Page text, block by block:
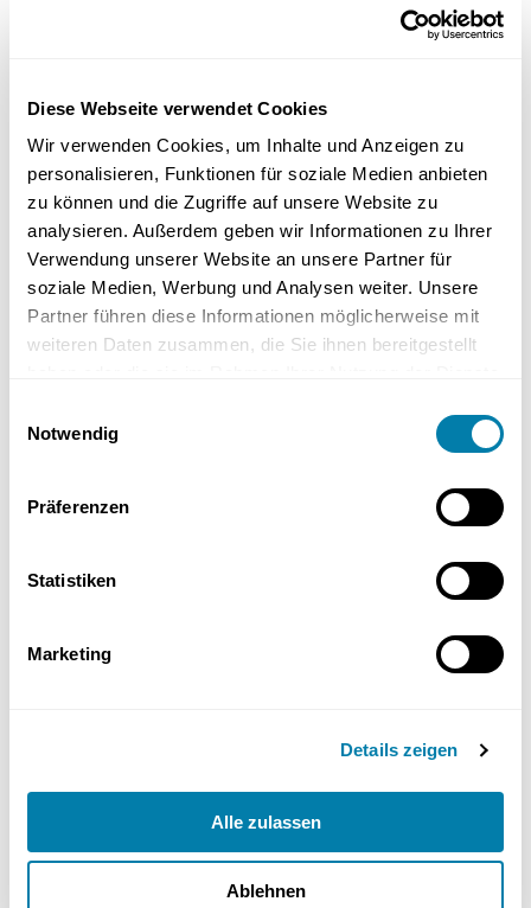
Diese Webseite verwendet Cookies
Wir verwenden Cookies, um Inhalte und Anzeigen zu
personalisieren, Funktionen für soziale Medien anbieten
zu können und die Zugriffe auf unsere Website zu
analysieren. Außerdem geben wir Informationen zu Ihrer
Verwendung unserer Website an unsere Partner für
soziale Medien, Werbung und Analysen weiter. Unsere
Partner führen diese Informationen möglicherweise mit
weiteren Daten zusammen, die Sie ihnen bereitgestellt
Notwendig
Präferenzen
Statistiken
Marketing
Details zeigen
Alle zulassen
Ablehnen
und 120 Watt pro m² liegen, um eine optimale Heizfläche zu
Materialien der Bodenbeläge beeinflussen die Aufheizzeit und
Wärmeübertragung unterschiedlich. Eine optimale Dämmung unter
der Infrarot-Fußbodenheizung kann sowohl die Aufwärmzeit
verkürzen als auch die Wärmeabgabe verbessern.
Die Verwendung von Trittschalldämmungen kann die
Wärmeverteilung der Infrarot-Fußbodenheizung unter Laminat
verbessern. Fliesen sind äußerst langlebig und bieten aufgrund ihrer
Struktur eine hervorragende Möglichkeit zur Wärmeleitung. Es gibt
Holzbeläge, um Schäden und Verformungen zu vermeiden.
Wahl des Bodenbelags
Die Wahl des Bodenbelags kann die Effizienz einer Infrarot-
Fußbodenheizung erheblich beeinflussen. Nicht alle Bodenbeläge
sind gleich gut geeignet; Materialien wie Linoleum und Teppich